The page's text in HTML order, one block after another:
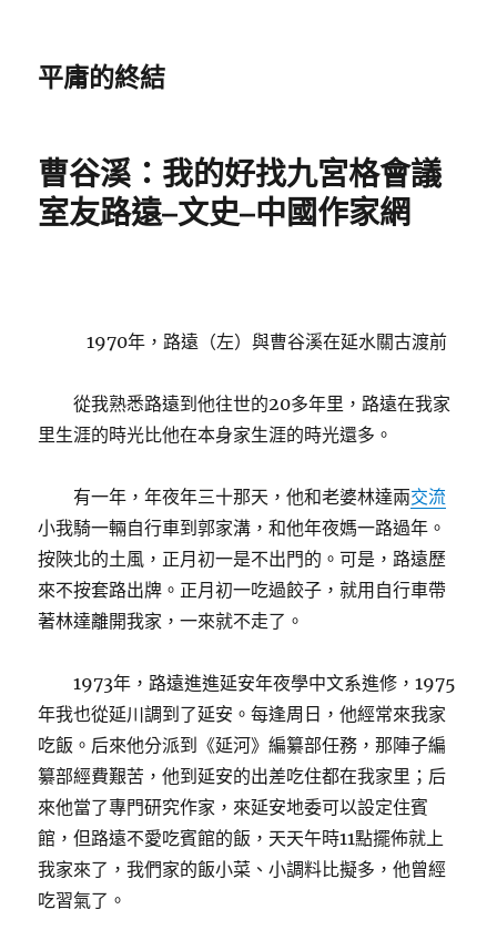
平庸的終結
曹谷溪：我的好找九宮格會議
室友路遠–文史–中國作家網
1970年，路遠（左）與曹谷溪在延水關古渡前
從我熟悉路遠到他往世的20多年里，路遠在我家
里生涯的時光比他在本身家生涯的時光還多。
有一年，年夜年三十那天，他和老婆林達兩交流
小我騎一輛自行車到郭家溝，和他年夜媽一路過年。
按陜北的土風，正月初一是不出門的。可是，路遠歷
來不按套路出牌。正月初一吃過餃子，就用自行車帶
著林達離開我家，一來就不走了。
1973年，路遠進進延安年夜學中文系進修，1975
年我也從延川調到了延安。每逢周日，他經常來我家
吃飯。后來他分派到《延河》編纂部任務，那陣子編
纂部經費艱苦，他到延安的出差吃住都在我家里；后
來他當了專門研究作家，來延安地委可以設定住賓
館，但路遠不愛吃賓館的飯，天天午時11點擺佈就上
我家來了，我們家的飯小菜、小調料比擬多，他曾經
吃習氣了。